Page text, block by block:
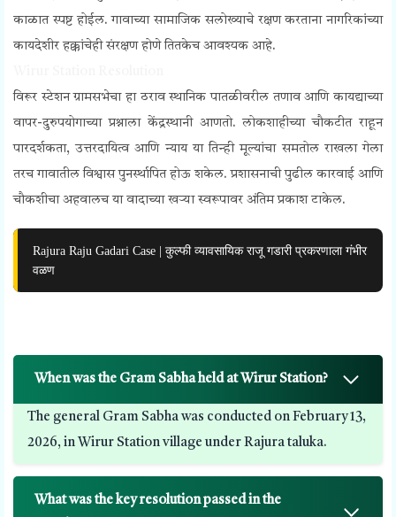
काळात स्पष्ट होईल. गावाच्या सामाजिक सलोख्याचे रक्षण करताना नागरिकांच्या
कायदेशीर हक्कांचेही संरक्षण होणे तितकेच आवश्यक आहे.
विरूर स्टेशन ग्रामसभेचा हा ठराव स्थानिक पातळीवरील तणाव आणि कायद्याच्या
वापर-दुरुपयोगाच्या प्रश्नाला केंद्रस्थानी आणतो. लोकशाहीच्या चौकटीत राहून
पारदर्शकता, उत्तरदायित्व आणि न्याय या तिन्ही मूल्यांचा समतोल राखला गेला
तरच गावातील विश्वास पुनर्स्थापित होऊ शकेल. प्रशासनाची पुढील कारवाई आणि
चौकशीचा अहवालच या वादाच्या खऱ्या स्वरूपावर अंतिम प्रकाश टाकेल.
Rajura Raju Gadari Case | कुल्फी व्यावसायिक राजू गडारी प्रकरणाला गंभीर
वळण
When was the Gram Sabha held at Wirur Station?
The general Gram Sabha was conducted on February 13,
2026, in Wirur Station village under Rajura taluka.
What was the key resolution passed in the